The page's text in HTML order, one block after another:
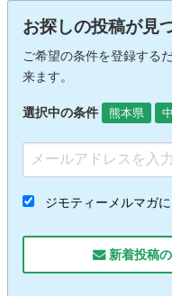
お探しの投稿が見
ご希望の条件を登録する
来ます。
選択中の条件 熊本県
ジモティーメルマガ
新着投稿